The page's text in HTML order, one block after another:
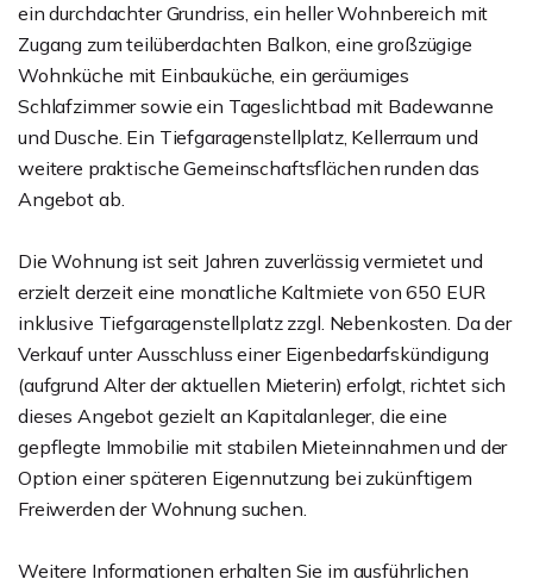
ein durchdachter Grundriss, ein heller Wohnbereich mit
Zugang zum teilüberdachten Balkon, eine großzügige
Wohnküche mit Einbauküche, ein geräumiges
Schlafzimmer sowie ein Tageslichtbad mit Badewanne
und Dusche. Ein Tiefgaragenstellplatz, Kellerraum und
weitere praktische Gemeinschaftsflächen runden das
Angebot ab.
Die Wohnung ist seit Jahren zuverlässig vermietet und
erzielt derzeit eine monatliche Kaltmiete von 650 EUR
inklusive Tiefgaragenstellplatz zzgl. Nebenkosten. Da der
Verkauf unter Ausschluss einer Eigenbedarfskündigung
(aufgrund Alter der aktuellen Mieterin) erfolgt, richtet sich
dieses Angebot gezielt an Kapitalanleger, die eine
gepflegte Immobilie mit stabilen Mieteinnahmen und der
Option einer späteren Eigennutzung bei zukünftigem
Freiwerden der Wohnung suchen.
Weitere Informationen erhalten Sie im ausführlichen